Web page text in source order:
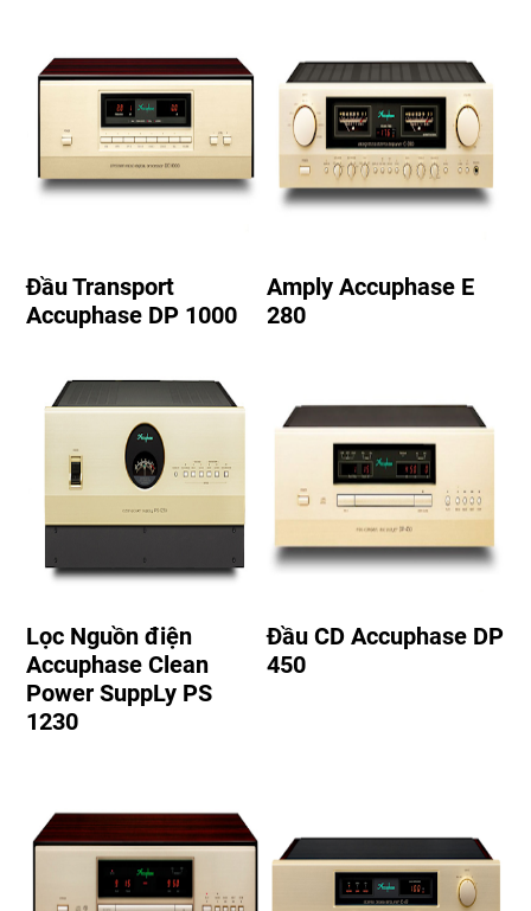
Đầu Transport
Accuphase DP 1000
Amply Accuphase E
280
Lọc Nguồn điện
Accuphase Clean
Power SuppLy PS
1230
Đầu CD Accuphase DP
450